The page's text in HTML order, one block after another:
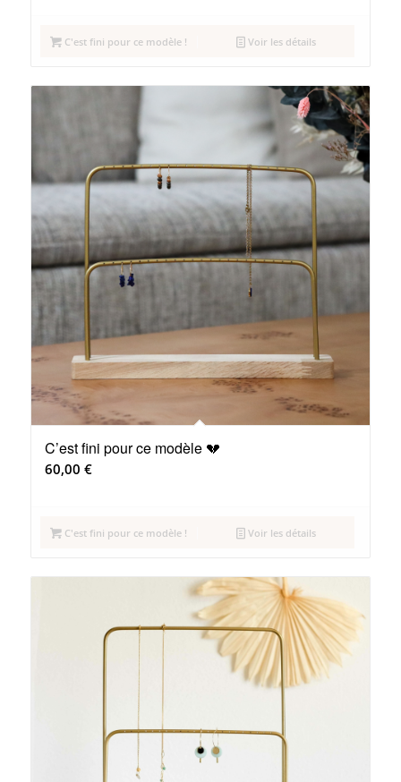
C'est fini pour ce modèle ! Voir les détails
C’est fini pour ce modèle 💔
60,00 €
C'est fini pour ce modèle ! Voir les détails